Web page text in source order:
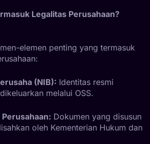
Legalitas Perusahaan?
elemen penting yang termasuk
(NIB): Identitas resmi
melalui OSS.
Dokumen yang disusun
oleh Kementerian Hukum dan